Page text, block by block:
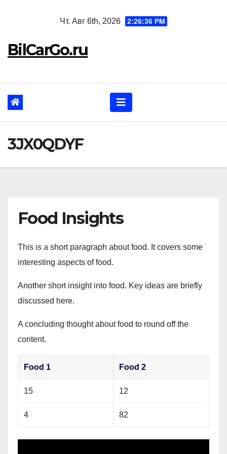
Чт. Авг 6th, 2026 2:26:37 PM
BilCarGo.ru
3JX0QDYF
Food Insights
This is a short paragraph about food. It covers some
interesting aspects of food.
Another short insight into food. Key ideas are briefly
discussed here.
A concluding thought about food to round off the
content.
Food 1 Food 2
15 12
4 82